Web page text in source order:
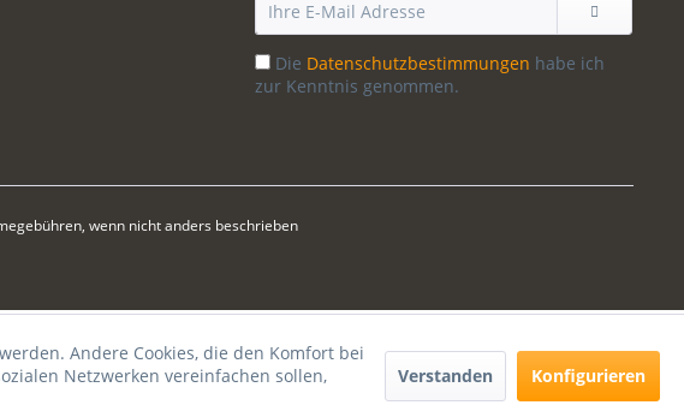
Die Datenschutzbestimmungen habe ich
zur Kenntnis genommen.
wenn nicht anders beschrieben
Andere Cookies, die den Komfort bei
Netzwerken vereinfachen sollen,
Verstanden Konfigurieren